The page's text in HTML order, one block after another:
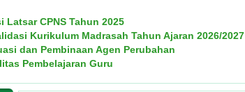
Latsar CPNS Tahun 2025
Kurikulum Madrasah Tahun Ajaran 2026/2027
dan Pembinaan Agen Perubahan
Pembelajaran Guru